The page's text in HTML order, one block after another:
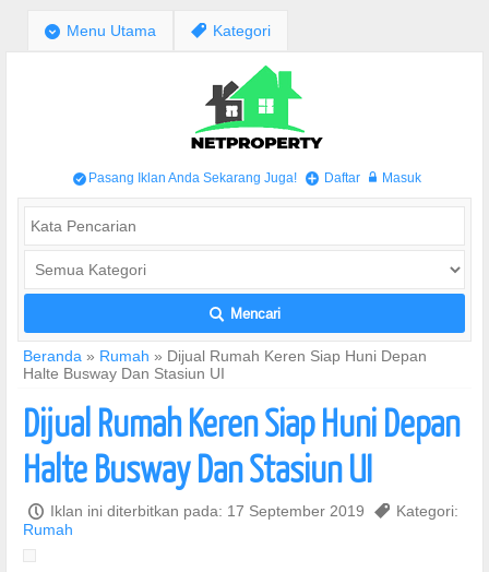
; Menu Utama , Kategori
/ Pasang Iklan Anda Sekarang Juga! + Daftar w Masuk
L Mencari
Beranda » Rumah » Dijual Rumah Keren Siap Huni Depan
Halte Busway Dan Stasiun UI
Dijual Rumah Keren Siap Huni Depan
Halte Busway Dan Stasiun UI
P Iklan ini diterbitkan pada: 17 September 2019 , Kategori:
Rumah